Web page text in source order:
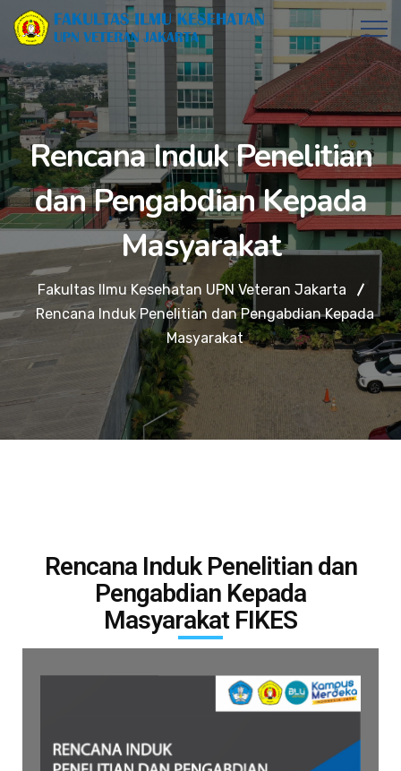
Rencana Induk Penelitian
dan Pengabdian Kepada
Masyarakat
Fakultas Ilmu Kesehatan UPN Veteran Jakarta
Rencana Induk Penelitian dan Pengabdian Kepada
Masyarakat
Rencana Induk Penelitian dan
Pengabdian Kepada
Masyarakat FIKES